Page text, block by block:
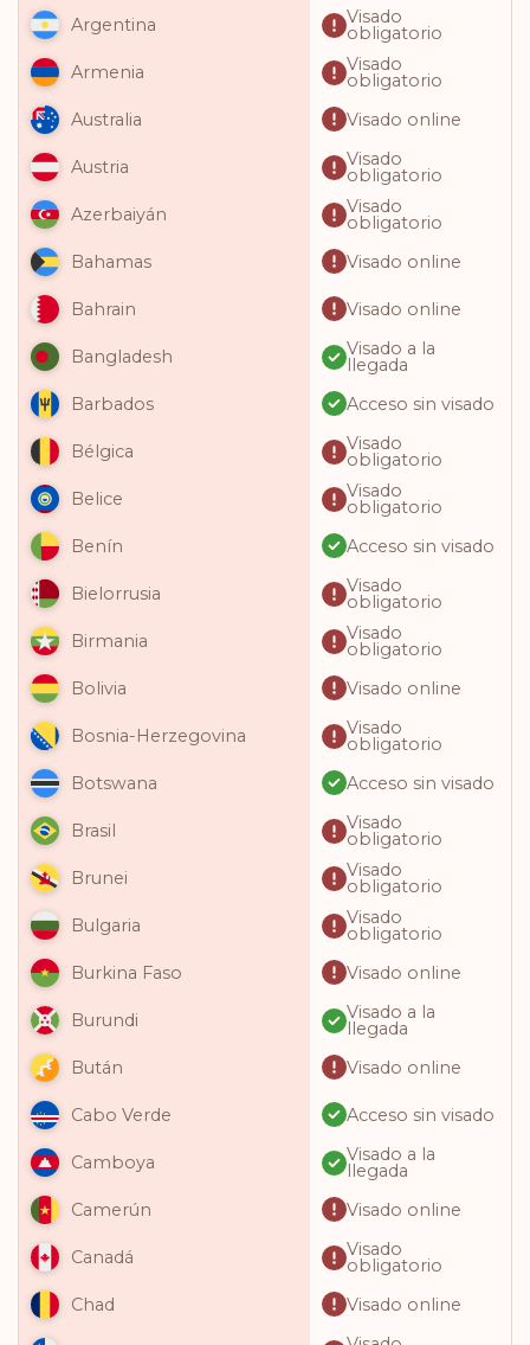
Argentina
Visado
obligatorio
Armenia
Visado
obligatorio
Australia
Visado online
Austria Visado
obligatorio
Azerbaiyán
Visado
obligatorio
Bahamas
Visado online
Bahrain Visado online
Bangladesh Visado a la
llegada
Barbados
Acceso sin visado
Bélgica Visado
obligatorio
Belice
Visado
obligatorio
Benín
Acceso sin visado
Bielorrusia Visado
obligatorio
Birmania
Visado
obligatorio
Bolivia
Visado online
Bosnia-Herzegovina Visado
obligatorio
Botswana
Acceso sin visado
Brasil Visado
obligatorio
Brunei
Visado
obligatorio
Bulgaria
Visado
obligatorio
Burkina Faso
Visado online
Burundi Visado a la
llegada
Bután
Visado online
Cabo Verde Acceso sin visado
Camboya Visado a la
llegada
Camerún
Visado online
Canadá Visado
obligatorio
Chad
Visado online